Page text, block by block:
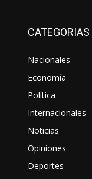
CATEGORIAS
Nacionales
Economía
Política
Internacionales
Noticias
Opiniones
Deportes